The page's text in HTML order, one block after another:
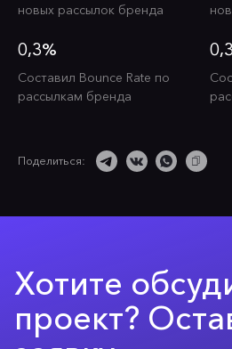
новых рассылок бренда
0,3%
Составил Bounce Rate по
рассылкам бренда
Поделиться:
Хотите
проект?